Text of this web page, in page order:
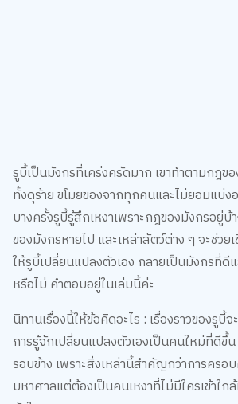
ทั้งดุร้าย ขโมยของจากทุกคนและไม่ยอมแบ่งอ
บางครั้งรูบี้รู้สึกเหงาเพราะกฎของมังกรอยู่
ของมังกรหายไป และเหล่าสัตว์ต่าง ๆ จะช่วย
ให้รูบี้เปลี่ยนแปลงตัวเอง กลายเป็นมังกรที่ดี
หรือไม่ คำตอบอยู่ในเล่มนี้ค่ะ
นิทานเรื่องนี้ให้ข้อคิดอะไร : เรื่องราวของรูบี้จะ
การรู้จักเปลี่ยนแปลงตัวเองเป็นคนใหม่ที่ดีขึ้น
รอบข้าง เพราะสิ่งเหล่านี้สำคัญกว่าการคร
มหาศาลแต่ต้องเป็นคนเหงาที่ไม่มีใครเข้าใก
หัวใจเอาซะเลย